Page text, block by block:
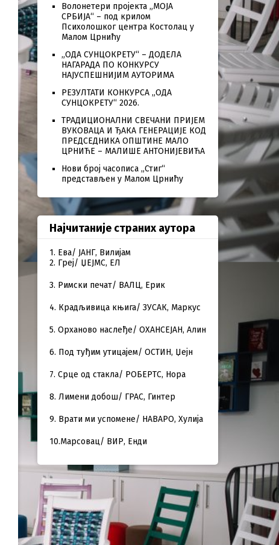
Волонетери пројекта „МОЈА
СРБИЈА“ – под крилом
Психолошког центра Костолац у
Малом Црнићу
„ОДА СУНЦОКРЕТУ“ – ДОДЕЛА
НАГАРАДА ПО КОНКУРСУ
НАЈУСПЕШНИЈИМ АУТОРИМА
РЕЗУЛТАТИ КОНКУРСА „ОДА
СУНЦОКРЕТУ“ 2026.
ТРАДИЦИОНАЛНИ СВЕЧАНИ ПРИЈЕМ
ВУКОВАЦА И ЂАКА ГЕНЕРАЦИЈЕ КОД
ПРЕДСЕДНИКА ОПШТИНЕ МАЛО
ЦРНИЋЕ – МАЛИШЕ АНТОНИЈЕВИЋА
Нови број часописа „Стиг“
представљен у Малом Црнићу
Најчитаније страних аутора
1. Ева/ ЈАНГ, Вилијам
2. Греј/ ЏЕЈМС, ЕЛ
3. Римски печат/ ВАЛЦ, Ерик
4. Крадљивица књига/ ЗУСАК, Маркус
5. Орханово наслеђе/ ОХАНСЕЈАН, Алин
6. Под туђим утицајем/ ОСТИН, Џејн
7. Срце од стакла/ РОБЕРТС, Нора
8. Лимени добош/ ГРАС, Гинтер
9. Врати ми успомене/ НАВАРО, Хулија
10.Марсовац/ ВИР, Енди